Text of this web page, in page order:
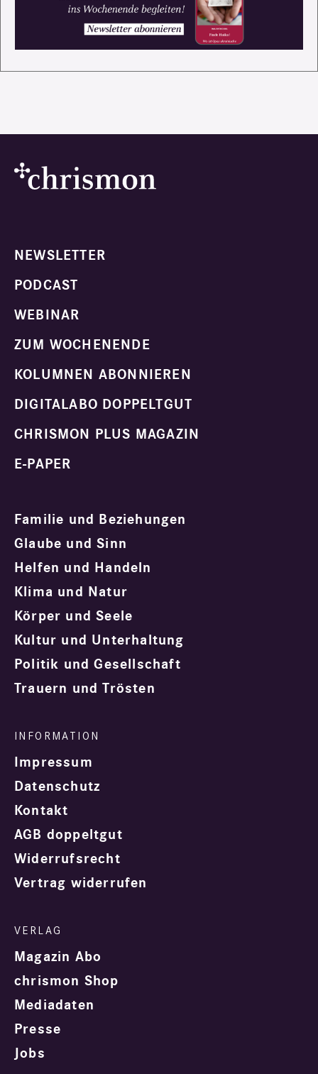
NEWSLETTER
PODCAST
WEBINAR
ZUM WOCHENENDE
KOLUMNEN ABONNIEREN
DIGITALABO DOPPELTGUT
CHRISMON PLUS MAGAZIN
E-PAPER
Familie und Beziehungen
Glaube und Sinn
Helfen und Handeln
Klima und Natur
Körper und Seele
Kultur und Unterhaltung
Politik und Gesellschaft
Trauern und Trösten
Impressum
Datenschutz
Kontakt
AGB doppeltgut
Widerrufsrecht
Vertrag widerrufen
Magazin Abo
chrismon Shop
Mediadaten
Presse
Jobs